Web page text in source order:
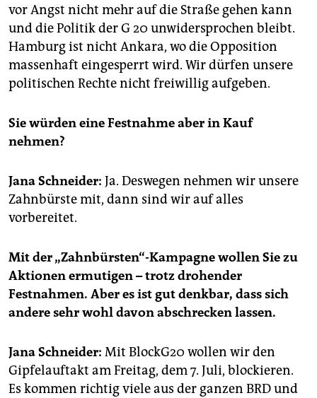
vor Angst nicht mehr auf die Straße gehen kann
und die Politik der G 20 unwidersprochen bleibt.
Hamburg ist nicht Ankara, wo die Opposition
massenhaft eingesperrt wird. Wir dürfen unsere
politischen Rechte nicht freiwillig aufgeben.
Sie würden eine Festnahme aber in Kauf
nehmen?
Jana Schneider: Ja. Deswegen nehmen wir unsere
Zahnbürste mit, dann sind wir auf alles
vorbereitet.
Mit der „Zahnbürsten“-Kampagne wollen Sie zu
Aktionen ermutigen – trotz drohender
Festnahmen. Aber es ist gut denkbar, dass sich
andere sehr wohl davon abschrecken lassen.
Jana Schneider: Mit BlockG20 wollen wir den
Gipfelauftakt am Freitag, dem 7. Juli, blockieren.
Es kommen richtig viele aus der ganzen BRD und